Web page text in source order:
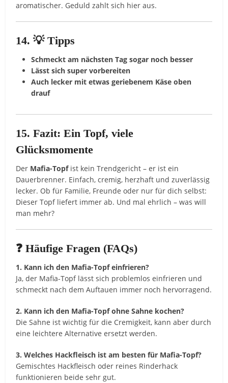
aromatischer. Geduld zahlt sich hier aus.
14. 💡 Tipps
Schmeckt am nächsten Tag sogar noch besser
Lässt sich super vorbereiten
Auch lecker mit etwas geriebenem Käse oben
drauf
15. Fazit: Ein Topf, viele
Glücksmomente
Der Mafia-Topfist kein Trendgericht – er ist ein
Dauerbrenner. Einfach, cremig, herzhaft und zuverlässig
lecker. Ob für Familie, Freunde oder nur für dich selbst:
Dieser Topf liefert immer ab. Und mal ehrlich – was will
man mehr?
❓ Häufige Fragen (FAQs)
1. Kann ich den Mafia-Topf einfrieren?
Ja, der Mafia-Topf lässt sich problemlos einfrieren und
schmeckt nach dem Auftauen immer noch hervorragend.
2. Kann ich den Mafia-Topf ohne Sahne kochen?
Die Sahne ist wichtig für die Cremigkeit, kann aber durch
eine leichtere Alternative ersetzt werden.
3. Welches Hackfleisch ist am besten für Mafia-Topf?
Gemischtes Hackfleisch oder reines Rinderhack
funktionieren beide sehr gut.